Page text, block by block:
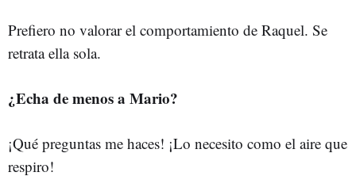
Prefiero no valorar el comportamiento de Raquel. Se
retrata ella sola.
¿Echa de menos a Mario?
¡Qué preguntas me haces! ¡Lo necesito como el aire que
respiro!